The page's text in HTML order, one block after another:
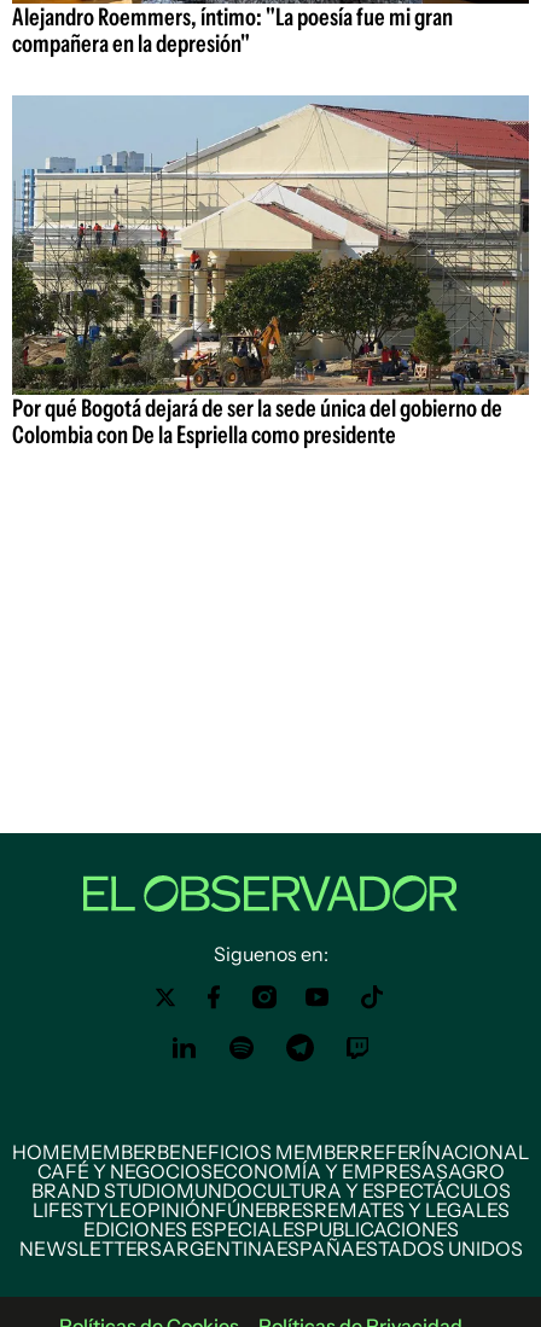
Alejandro Roemmers, íntimo: "La poesía fue mi gran
compañera en la depresión"
Por qué Bogotá dejará de ser la sede única del gobierno de
Colombia con De la Espriella como presidente
Siguenos en:
HOMEMEMBERBENEFICIOS MEMBERREFERÍNACIONAL
CAFÉ Y NEGOCIOSECONOMÍA Y EMPRESASAGRO
BRAND STUDIOMUNDOCULTURA Y ESPECTÁCULOS
LIFESTYLEOPINIÓNFÚNEBRESREMATES Y LEGALES
EDICIONES ESPECIALESPUBLICACIONES
NEWSLETTERSARGENTINAESPAÑAESTADOS UNIDOS